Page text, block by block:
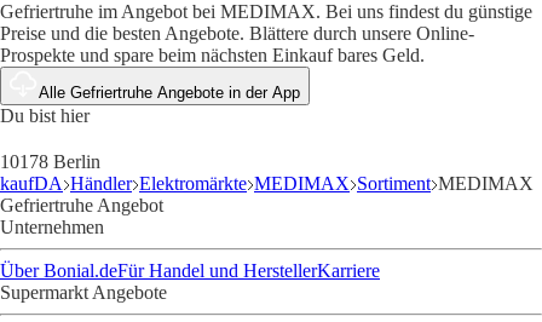
Gefriertruhe im Angebot bei MEDIMAX. Bei uns findest du günstige
Preise und die besten Angebote. Blättere durch unsere Online-
Prospekte und spare beim nächsten Einkauf bares Geld.
Alle Gefriertruhe Angebote in der App
Du bist hier
10178 Berlin
kaufDA Händler Elektromärkte MEDIMAX Sortiment MEDIMAX
Gefriertruhe Angebot
Unternehmen
Über Bonial.deFür Handel und HerstellerKarriere
Supermarkt Angebote